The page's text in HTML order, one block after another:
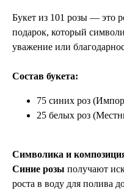
Букет из 101 розы — это
подарок, который
уважение или
Состав букета:
75 синих роз
25 белых роз
Символика и
Синие розы получают
роста в воду для полива